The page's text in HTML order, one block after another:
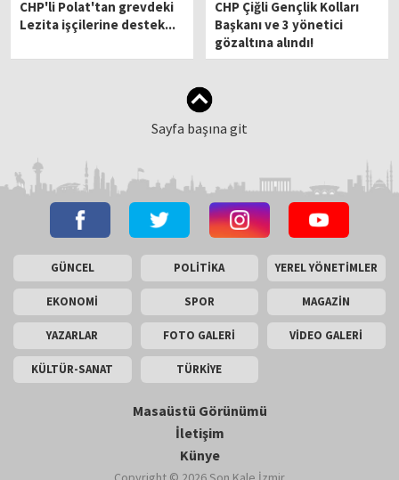
CHP'li Polat'tan grevdeki
Lezita işçilerine destek...
CHP Çiğli Gençlik Kolları
Başkanı ve 3 yönetici
gözaltına alındı!
Sayfa başına git
GÜNCEL POLİTİKA YEREL YÖNETİMLER
EKONOMİ SPOR MAGAZİN
YAZARLAR FOTO GALERİ VİDEO GALERİ
KÜLTÜR-SANAT TÜRKİYE
Masaüstü Görünümü
İletişim
Künye